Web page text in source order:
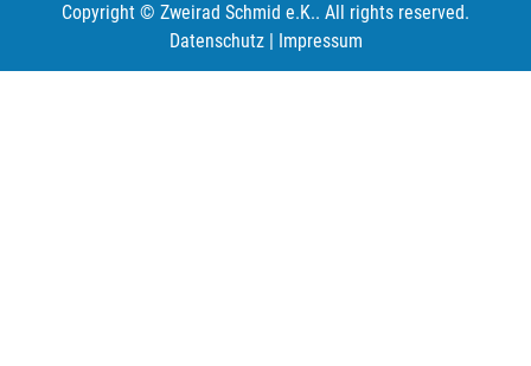
Copyright © Zweirad Schmid e.K.. All rights reserved.
Datenschutz| Impressum